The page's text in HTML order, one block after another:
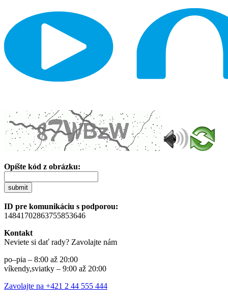
Opíšte kód z obrázku:
submit
ID pre komunikáciu s podporou:
14841702863755853646
Kontakt
Neviete si dať rady? Zavolajte nám
po–pia – 8:00 až 20:00
víkendy,sviatky – 9:00 až 20:00
Zavolajte na +421 2 44 555 444